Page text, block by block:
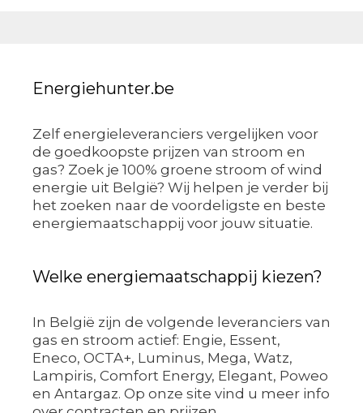
Energiehunter.be
Zelf energieleveranciers vergelijken voor
de goedkoopste prijzen van stroom en
gas? Zoek je 100% groene stroom of wind
energie uit België? Wij helpen je verder bij
het zoeken naar de voordeligste en beste
energiemaatschappij voor jouw situatie.
Welke energiemaatschappij kiezen?
In België zijn de volgende leveranciers van
gas en stroom actief: Engie, Essent,
Eneco, OCTA+, Luminus, Mega, Watz,
Lampiris, Comfort Energy, Elegant, Poweo
en Antargaz. Op onze site vind u meer info